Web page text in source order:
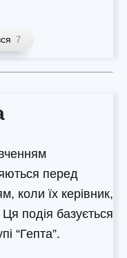
7
перед
коли їх керівник,
подія базується
“Гепта”.